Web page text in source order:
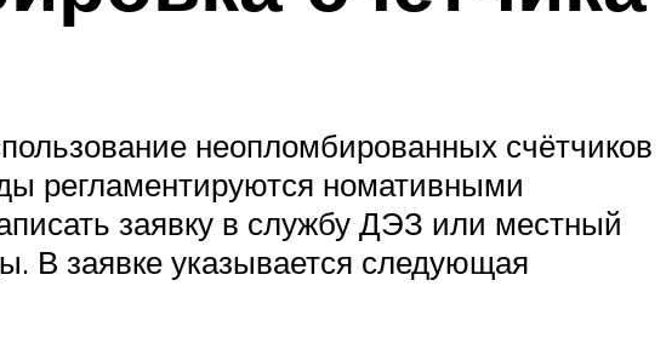
неопломбированных счётчиков
регламентируются номативными
заявку в службу ДЭЗ или местный
В заявке указывается следующая